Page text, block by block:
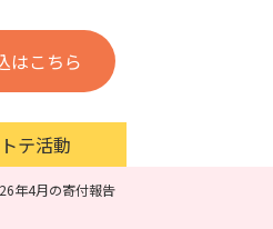
はこちら
テ活動
年4月の寄付報告